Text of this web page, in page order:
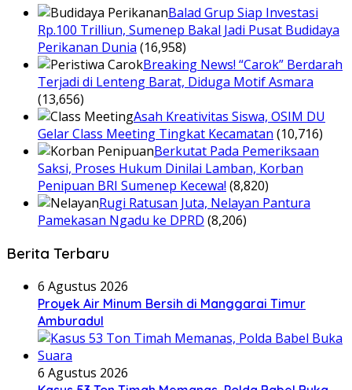
Balad Grup Siap Investasi
Rp.100 Trilliun, Sumenep Bakal Jadi Pusat Budidaya
Perikanan Dunia (16,958)
Breaking News! “Carok” Berdarah
Terjadi di Lenteng Barat, Diduga Motif Asmara
(13,656)
Asah Kreativitas Siswa, OSIM DU
Gelar Class Meeting Tingkat Kecamatan (10,716)
Berkutat Pada Pemeriksaan
Saksi, Proses Hukum Dinilai Lamban, Korban
Penipuan BRI Sumenep Kecewa! (8,820)
Rugi Ratusan Juta, Nelayan Pantura
Pamekasan Ngadu ke DPRD (8,206)
Berita Terbaru
6 Agustus 2026
Proyek Air Minum Bersih di Manggarai Timur
Amburadul
6 Agustus 2026